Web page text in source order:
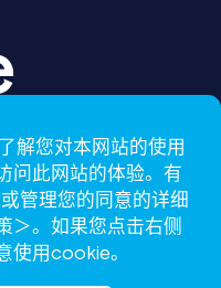
解您对本网站的使用
问此网站的体验。有
管理您的同意的详细
＞。如果您点击右侧
使用cookie。